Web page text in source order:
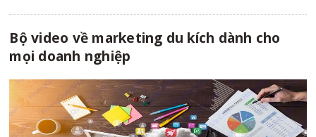
Bộ video về marketing du kích dành cho
mọi doanh nghiệp